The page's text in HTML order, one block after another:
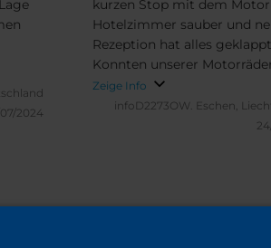
2024
kurzen Stop mit dem
Hotelzimmer sauber und
Rezeption hat alles
Konnten unserer
dem Haus parkieren. Viele
Möglichkeiten um zu Essen
Trinken in den Tapas Baren.
Zeige Info
infoD2273OW. Eschen,